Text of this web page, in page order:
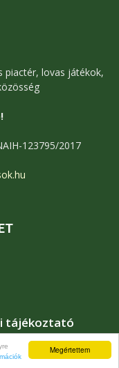
Megértettem
piactér, lovas játékok,
123795/2017
tájékoztató
Kapcsolat